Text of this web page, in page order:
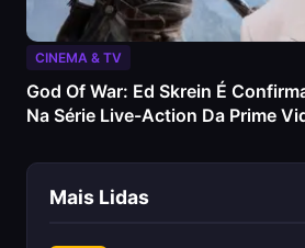
CINEMA & TV
God Of War: Ed Skrein É
Na Série Live-Action Da Prime
Mais Lidas